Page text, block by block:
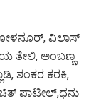
ವಿಲಾಸ್
ತೇಲಿ, ಅಂಬಣ್ಣ
ಶಂಕರ ಕರಕಿ,
ಪಾಟೀಲ್,ಧನು